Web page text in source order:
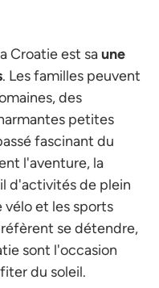
Croatie est saune
. Les familles peuvent
des
petites
fascinant du
l'aventure, la
d'activités de plein
vélo et les sports
se détendre,
sont l'occasion
du soleil.